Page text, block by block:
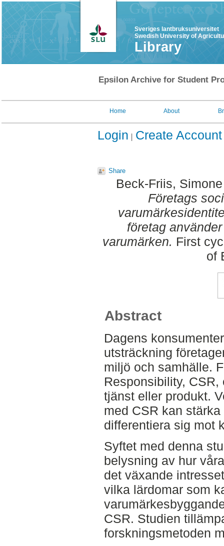
Sveriges lantbruksuniversitet
Swedish University of
Library
Epsilon Archive for Student
Home About
Login Create Account
Share
Beck-Friis, Simone
Företags
företag
varumärken. First
of
Abstract
Dagens
utsträckning
miljö och samhälle.
Responsibility,
tjänst eller produkt.
med CSR kan
differentiera sig mot
Syftet med denna
belysning av hur
det växande
vilka lärdomar som
CSR. Studien
forskningsmetoden